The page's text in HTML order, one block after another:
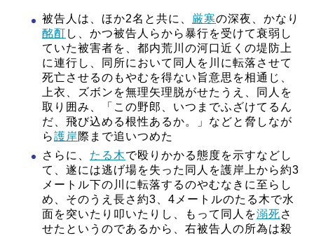
被告人は、ほか2名と共に、 厳寒の深夜、かなり
酩酊 し、かつ被告人らから暴行を受けて衰弱し
ていた被害者を、都内荒川の河口近くの堤防上
に連行し、同所において同人を川に転落させて
死亡させるのもやむを得ない旨意思を相通じ、
上衣、ズボンを無理矢理脱がせたうえ、同人を
取り囲み、「この野郎、いつまでふざけてるん
だ、飛び込める根性あるか。」などと脅しなが
ら護岸際まで追いつめた
さらに、 たる木で殴りかかる態度を示すなどし
て、遂には逃げ場を失った同人を護岸上から約3
メートル下の川に転落するのやむなきに至らし
め、そのうえ長さ約3、4メートルのたる木で水
面を突いたり叩いたりし、もって同人を溺死さ
せたというのであるから、右被告人の所為は殺